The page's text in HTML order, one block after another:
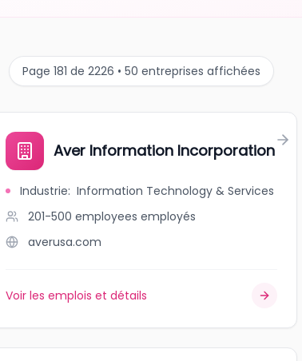
Page 181 de 2226 • 50 entreprises affichées
Aver Information Incorporation
Industrie: Information Technology & Services
201-500 employees employés
averusa.com
Voir les emplois et détails